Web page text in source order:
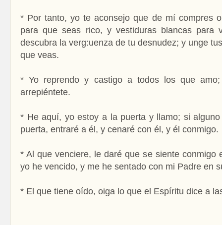
* Por tanto, yo te aconsejo que de mí compres
para que seas rico, y vestiduras blancas para
descubra la verg:uenza de tu desnudez; y unge
que veas.
* Yo reprendo y castigo a todos los que
arrepiéntete.
* He aquí, yo estoy a la puerta y llamo; si
puerta, entraré a él, y cenaré con él, y él conmigo.
* Al que venciere, le daré que se siente conmigo
yo he vencido, y me he sentado con mi Padre en
* El que tiene oído, oiga lo que el Espíritu dice a